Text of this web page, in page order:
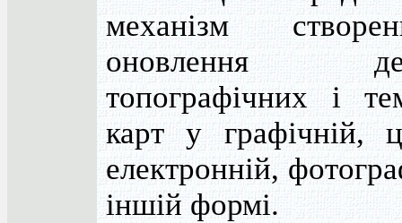
механізм
оновлення
топографічних і
карт у графічній,
електронній,
іншій формі.